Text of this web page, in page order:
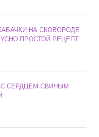
НА СКОВОРОДЕ
ПРОСТОЙ РЕЦЕПТ
СЕРДЦЕМ СВИНЫМ